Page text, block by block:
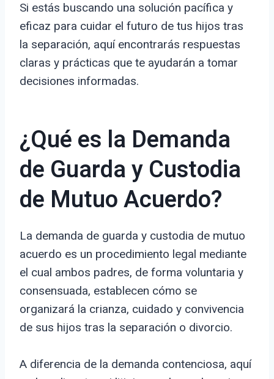
Si estás buscando una solución pacífica y
eficaz para cuidar el futuro de tus hijos tras
la separación, aquí encontrarás respuestas
claras y prácticas que te ayudarán a tomar
decisiones informadas.
¿Qué es la Demanda
de Guarda y Custodia
de Mutuo Acuerdo?
La demanda de guarda y custodia de mutuo
acuerdo es un procedimiento legal mediante
el cual ambos padres, de forma voluntaria y
consensuada, establecen cómo se
organizará la crianza, cuidado y convivencia
de sus hijos tras la separación o divorcio.
A diferencia de la demanda contenciosa, aquí